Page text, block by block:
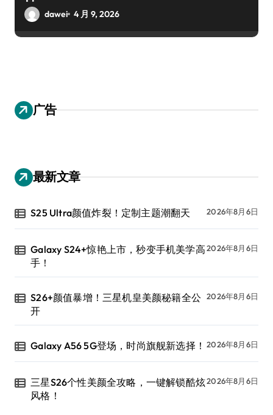
dawei 4 月 9, 2026
广告
最新文章
S25 Ultra颜值炸裂！定制主题潮翻天 2026年8月6日
Galaxy S24+惊艳上市，秒变手机美学高
手！
2026年8月6日
S26+颜值暴增！三星机皇美颜秘籍全公
开
2026年8月6日
Galaxy A56 5G登场，时尚旗舰新选择！ 2026年8月6日
三星S26个性美颜全攻略，一键解锁酷炫
风格！
2026年8月6日